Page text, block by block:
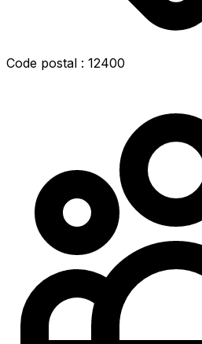
Code postal : 12400